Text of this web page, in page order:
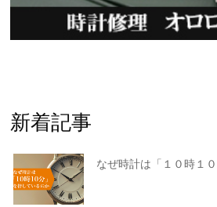
新着記事
なぜ時計は「１０時１